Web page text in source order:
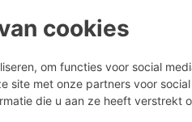
cookies
om functies voor social
site met onze partners voor
die u aan ze heeft verstrekt